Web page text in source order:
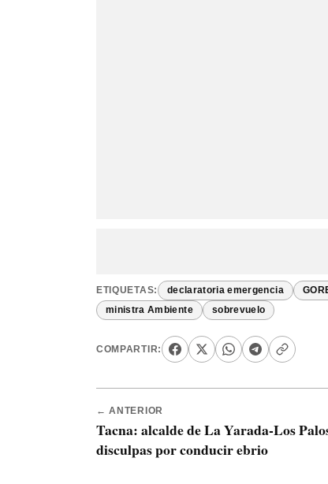
ETIQUETAS: declaratoria emergencia
ministra Ambiente sobrevuelo
COMPARTIR:
← ANTERIOR
Tacna: alcalde de La Yarada-Los
disculpas por conducir ebrio